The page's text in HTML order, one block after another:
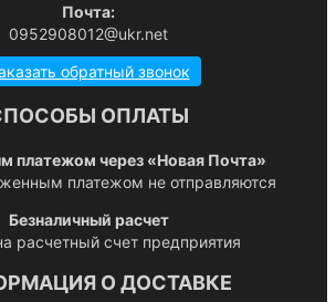
Почта:
0952908012@ukr.net
обратный звонок
ОПЛАТЫ
платежом через «Новая Почта»
платежом не отправляются
Безналичный расчет
расчетный счет предприятия
О ДОСТАВКЕ